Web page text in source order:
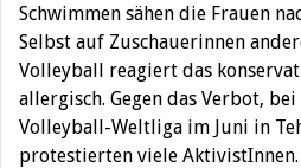
Schwimmen sähen die Frauen
Selbst auf Zuschauerinnen
Volleyball reagiert das
allergisch. Gegen das Verbot,
Volleyball-Weltliga im Juni in
protestierten viele